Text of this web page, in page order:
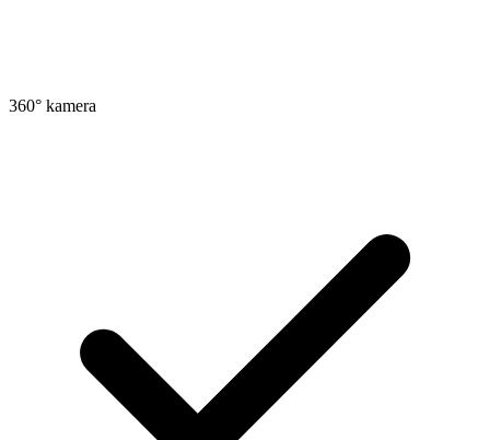
360° kamera